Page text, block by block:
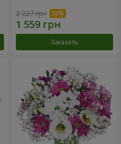
2 227 грн
Заказать